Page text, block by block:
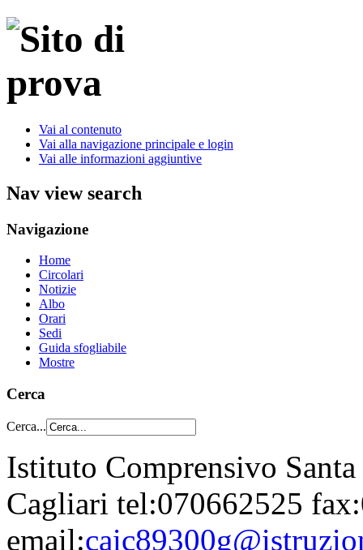
Vai al contenuto
Vai alla navigazione principale e login
Vai alle informazioni aggiuntive
Nav view search
Navigazione
Home
Circolari
Notizie
Albo
Orari
Sedi
Guida sfogliabile
Mostre
Cerca
Cerca...
Istituto Comprensivo
Cagliari tel:070662525
email: